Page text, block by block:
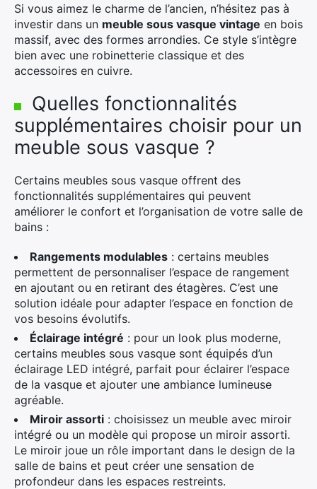
Si vous aimez le charme de l’ancien, n’hésitez pas à
investir dans un meuble sous vasque vintage en bois
massif, avec des formes arrondies. Ce style s’intègre
bien avec une robinetterie classique et des
accessoires en cuivre.
Quelles fonctionnalités
supplémentaires choisir pour un
meuble sous vasque ?
Certains meubles sous vasque offrent des
fonctionnalités supplémentaires qui peuvent
améliorer le confort et l’organisation de votre salle de
bains :
Rangements modulables : certains meubles
permettent de personnaliser l’espace de rangement
en ajoutant ou en retirant des étagères. C’est une
solution idéale pour adapter l’espace en fonction de
vos besoins évolutifs.
Éclairage intégré : pour un look plus moderne,
certains meubles sous vasque sont équipés d’un
éclairage LED intégré, parfait pour éclairer l’espace
de la vasque et ajouter une ambiance lumineuse
agréable.
Miroir assorti : choisissez un meuble avec miroir
intégré ou un modèle qui propose un miroir assorti.
Le miroir joue un rôle important dans le design de la
salle de bains et peut créer une sensation de
profondeur dans les espaces restreints.